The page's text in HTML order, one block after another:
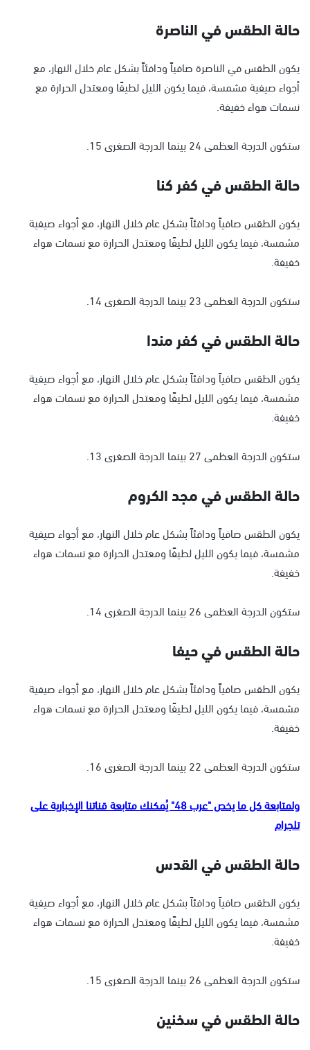
حالة الطقس في الناصرة
يكون الطقس في الناصرة صافياً ودافئاً بشكل عام خلال النهار، مع
أجواء صيفية مشمسة، فيما يكون الليل لطيفًا ومعتدل الحرارة مع
نسمات هواء خفيفة.
ستكون الدرجة العظمى 24 بينما الدرجة الصغرى 15.
حالة الطقس في كفر كنا
يكون الطقس صافياً ودافئاً بشكل عام خلال النهار، مع أجواء صيفية
مشمسة، فيما يكون الليل لطيفًا ومعتدل الحرارة مع نسمات هواء
خفيفة.
ستكون الدرجة العظمى 23 بينما الدرجة الصغرى 14.
حالة الطقس في كفر مندا
يكون الطقس صافياً ودافئاً بشكل عام خلال النهار، مع أجواء صيفية
مشمسة، فيما يكون الليل لطيفًا ومعتدل الحرارة مع نسمات هواء
خفيفة.
ستكون الدرجة العظمى 27 بينما الدرجة الصغرى 13.
حالة الطقس في مجد الكروم
يكون الطقس صافياً ودافئاً بشكل عام خلال النهار، مع أجواء صيفية
مشمسة، فيما يكون الليل لطيفًا ومعتدل الحرارة مع نسمات هواء
خفيفة.
ستكون الدرجة العظمى 26 بينما الدرجة الصغرى 14.
حالة الطقس في حيفا
يكون الطقس صافياً ودافئاً بشكل عام خلال النهار، مع أجواء صيفية
مشمسة، فيما يكون الليل لطيفًا ومعتدل الحرارة مع نسمات هواء
خفيفة.
ستكون الدرجة العظمى 22 بينما الدرجة الصغرى 16.
ولمتابعة كل ما يخص "عرب 48" يُمكنك متابعة قناتنا الإخبارية على
تلجرام
حالة الطقس في القدس
يكون الطقس صافياً ودافئاً بشكل عام خلال النهار، مع أجواء صيفية
مشمسة، فيما يكون الليل لطيفًا ومعتدل الحرارة مع نسمات هواء
خفيفة.
ستكون الدرجة العظمى 26 بينما الدرجة الصغرى 15.
حالة الطقس في سخنين